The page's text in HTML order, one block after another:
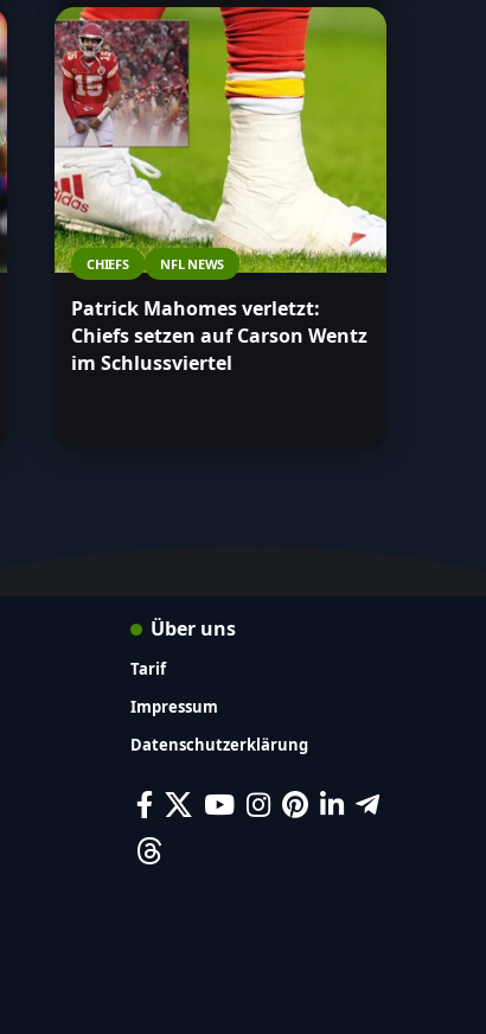
CHIEFS NFL NEWS
Patrick Mahomes verletzt:
Chiefs setzen auf Carson Wentz
im Schlussviertel
Über uns
Tarif
Impressum
Datenschutzerklärung